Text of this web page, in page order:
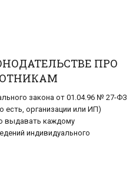
ПРО
закона от 01.04.96 № 27-ФЗ
есть, организации или ИП)
выдавать каждому
индивидуального